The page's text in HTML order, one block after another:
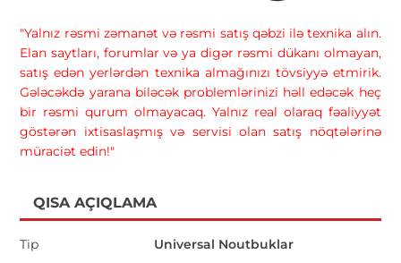
"Yalnız rəsmi zəmanət və rəsmi satış qəbzi ilə texnika alın.
Elan saytları, forumlar və ya digər rəsmi dükanı olmayan,
satış edən yerlərdən texnika almağınızı tövsiyyə etmirik.
Gələcəkdə yarana biləcək problemlərinizi həll edəcək heç
bir rəsmi qurum olmayacaq. Yalnız real olaraq fəaliyyət
göstərən ixtisaslaşmış və servisi olan satış nöqtələrinə
müraciət edin!"
QISA AÇIQLAMA
Tip
Universal Noutbuklar